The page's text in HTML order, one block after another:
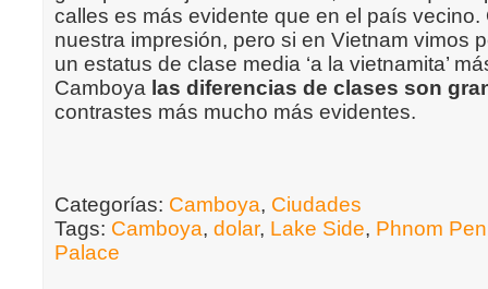
calles es más evidente que en el país vecino.
nuestra impresión, pero si en Vietnam vimos
un estatus de clase media ‘a la vietnamita’
Camboya las diferencias de clases son
contrastes más mucho más evidentes.
Categorías: Camboya, Ciudades
Tags: Camboya, dolar, Lake Side, Phnom
Palace